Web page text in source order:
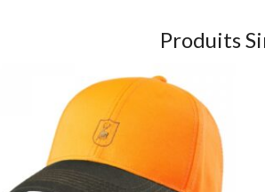
Produits